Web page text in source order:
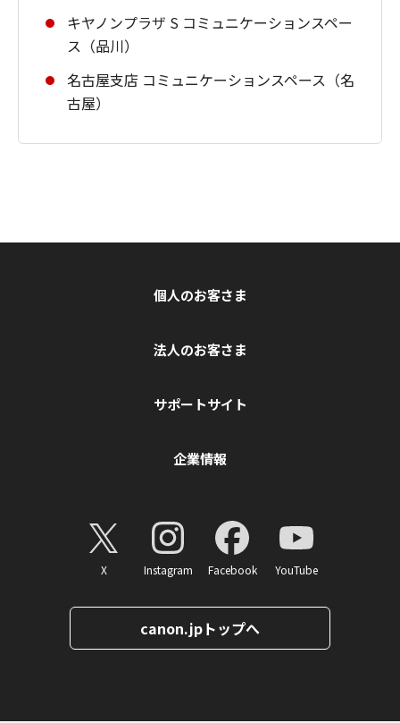
キヤノンプラザ S コミュニケーションスペー
ス（品川）
名古屋支店 コミュニケーションスペース（名
古屋）
個人のお客さま
法人のお客さま
サポートサイト
企業情報
X Instagram Facebook YouTube
canon.jpトップへ